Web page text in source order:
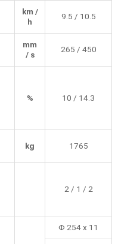
km /
h
9.5 / 10.5
mm
/ s
265 / 450
% 10 / 14.3
kg 1765
2 / 1 / 2
Φ 254 x 11